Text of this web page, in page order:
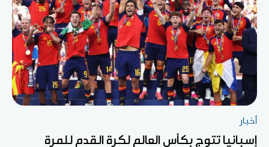
أخبار
إسبانيا تتوج بكأس العالم لكرة القدم للمرة